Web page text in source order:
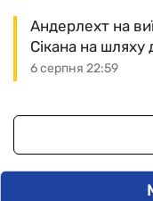
6 серпня 22:59
Андерлехт на
Сікана на шляху